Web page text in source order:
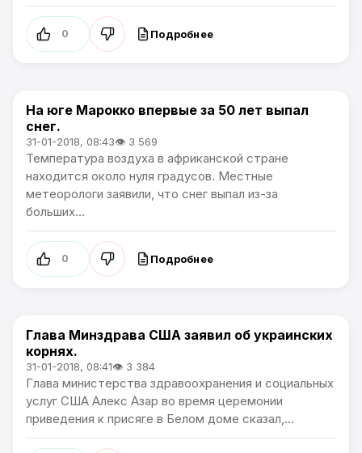
0 Подробнее
В мире
На юге Марокко впервые за 50 лет выпал
снег.
31-01-2018, 08:43👁 3 569
Температура воздуха в африканской стране
находится около нуля градусов. Местные
метеорологи заявили, что снег выпал из-за
больших...
0 Подробнее
В мире
Глава Минздрава США заявил об украинских
корнях.
31-01-2018, 08:41👁 3 384
Глава министерства здравоохранения и социальных
услуг США Алекс Азар во время церемонии
приведения к присяге в Белом доме сказал,...